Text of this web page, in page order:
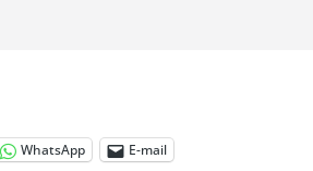
WhatsApp
E-mail